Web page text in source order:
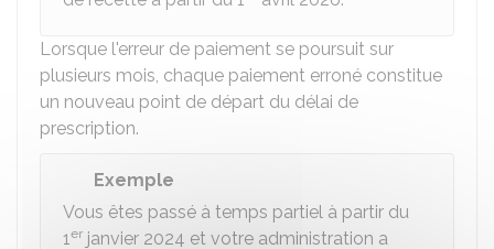
Lorsque l'erreur de paiement se poursuit sur
plusieurs mois, chaque paiement erroné constitue
un nouveau point de départ du délai de
prescription.
Exemple
Vous êtes passé à temps partiel à partir du
1er janvier 2024 et votre administration a